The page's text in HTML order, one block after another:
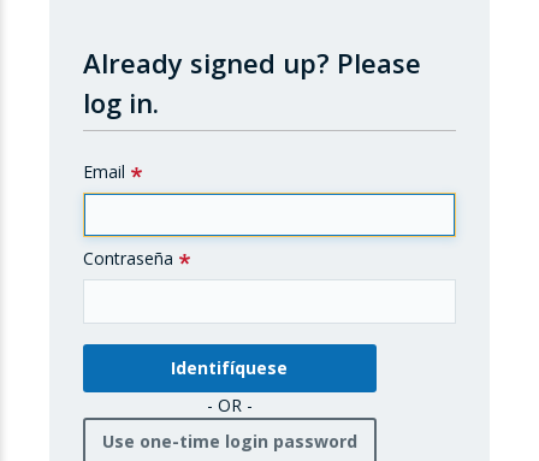
Already signed up? Please
log in.
Email
Contraseña
- OR -
Use one-time login password